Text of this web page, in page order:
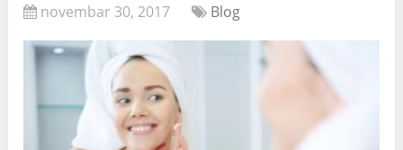
novembar 30, 2017 Blog